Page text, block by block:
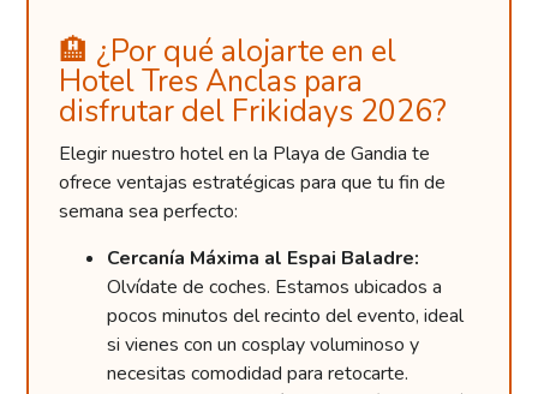
🏨 ¿Por qué alojarte en el
Hotel Tres Anclas para
disfrutar del Frikidays 2026?
Elegir nuestro hotel en la Playa de Gandia te
ofrece ventajas estratégicas para que tu fin de
semana sea perfecto:
Cercanía Máxima al Espai Baladre:
Olvídate de coches. Estamos ubicados a
pocos minutos del recinto del evento, ideal
si vienes con un cosplay voluminoso y
necesitas comodidad para retocarte.